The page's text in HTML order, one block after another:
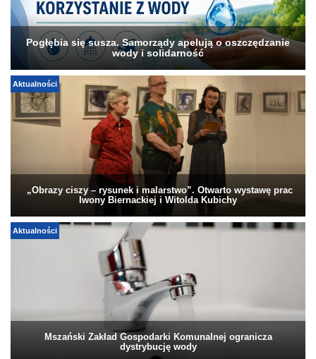
Pogłębia się susza. Samorządy apelują o oszczędzanie
wody i solidarność
Aktualności
„Obrazy ciszy – rysunek i malarstwo”. Otwarto wystawę prac
Iwony Biernackiej i Witolda Kubichy
Aktualności
Mszański Zakład Gospodarki Komunalnej ogranicza
dystrybucję wody